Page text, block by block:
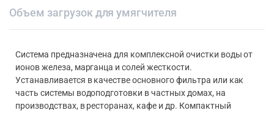
Объем загрузок для умягчителя
Система предназначена для комплексной очистки воды от
ионов железа, марганца и солей жесткости.
Устанавливается в качестве основного фильтра или как
часть системы водоподготовки в частных домах, на
производствах, в ресторанах, кафе и др. Компактный